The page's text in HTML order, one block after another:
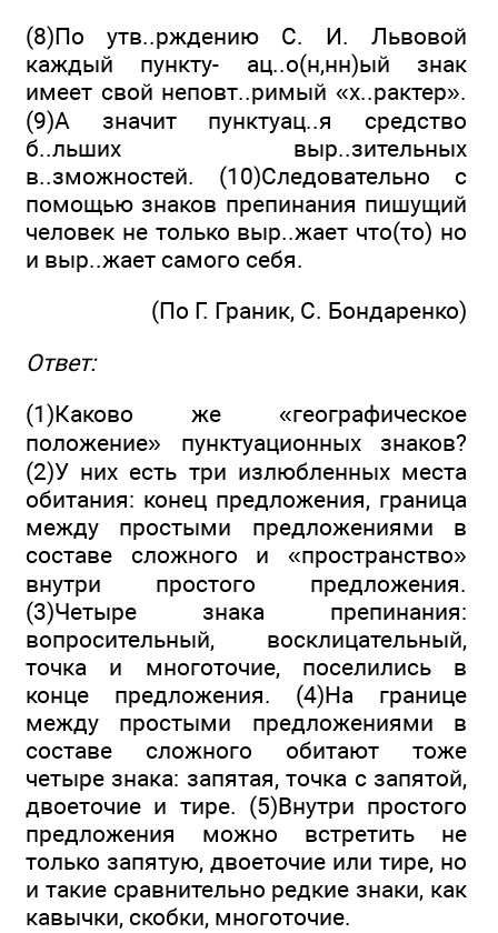
(8)По утв..рждению С. И. Львовой
каждый пункту- ац..о(н,нн)ый знак
имеет свой неповт..римый «х..рактер».
(9)А значит пунктуац..я средство
б..льших выр..зительных
в..зможностей. (10)Следовательно с
помощью знаков пре­пинания пишущий
человек не только выр..жает что(то) но
и выр..жает самого себя.
(По Г. Граник, С. Бондаренко)
Ответ:
(1)Каково же «географическое
положение» пунктуационных знаков?
(2)У них есть три излюбленных места
обитания: конец предложения, граница
между простыми предложениями в
составе сложного и «про­странство»
внутри простого предложения.
(3)Четыре знака препинания:
вопросительный, восклицательный,
точка и многоточие, поселились в
конце предложения. (4)На границе
между простыми предложениями в
составе сложного обитают тоже
четыре знака: запятая, точка с запятой,
двоеточие и тире. (5)Внутри простого
предложения можно встретить не
только запятую, двоето­чие или тире, но
и такие сравнительно редкие знаки, как
кавычки, скобки, многоточие.